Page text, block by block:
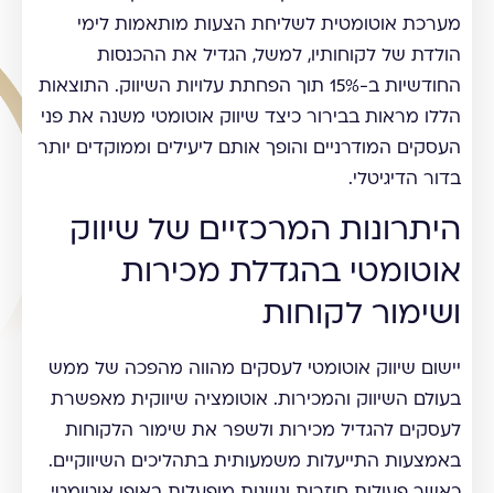
מערכת אוטומטית לשליחת הצעות מותאמות לימי
הולדת של לקוחותיו, למשל, הגדיל את ההכנסות
החודשיות ב-15% תוך הפחתת עלויות השיווק. התוצאות
הללו מראות בבירור כיצד שיווק אוטומטי משנה את פני
העסקים המודרניים והופך אותם ליעילים וממוקדים יותר
בדור הדיגיטלי.
היתרונות המרכזיים של שיווק
אוטומטי בהגדלת מכירות
ושימור לקוחות
יישום שיווק אוטומטי לעסקים מהווה מהפכה של ממש
בעולם השיווק והמכירות. אוטומציה שיווקית מאפשרת
לעסקים להגדיל מכירות ולשפר את שימור הלקוחות
באמצעות התייעלות משמעותית בתהליכים השיווקיים.